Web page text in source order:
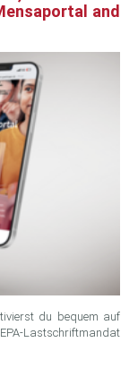
and
du bequem auf
Lastschriftmandat